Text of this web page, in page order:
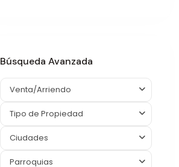
Búsqueda Avanzada
Venta/Arriendo
Tipo de Propiedad
Ciudades
Parroquias